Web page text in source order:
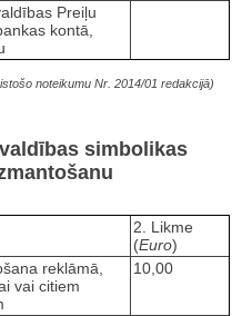
Preiļu
kontā,
noteikumu Nr. 2014/01 redakcijā)
simbolikas
2. Likme
(Euro)
reklāmā,
vai citiem
10,00